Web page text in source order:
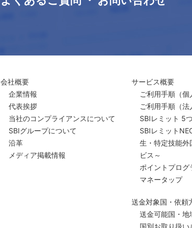
会社概要
企業情報
代表挨拶
当社のコンプライアンスについて
SBIグループについて
沿革
メディア掲載情報
サービス概要
ご利用手順 （
ご利用手順 （
SBIレミット 5
SBIレミット
生・特定技能外
ビス～
ポイントプログ
マネータップ
送金対象国・依頼
送金可能国・地
国別お取り扱い